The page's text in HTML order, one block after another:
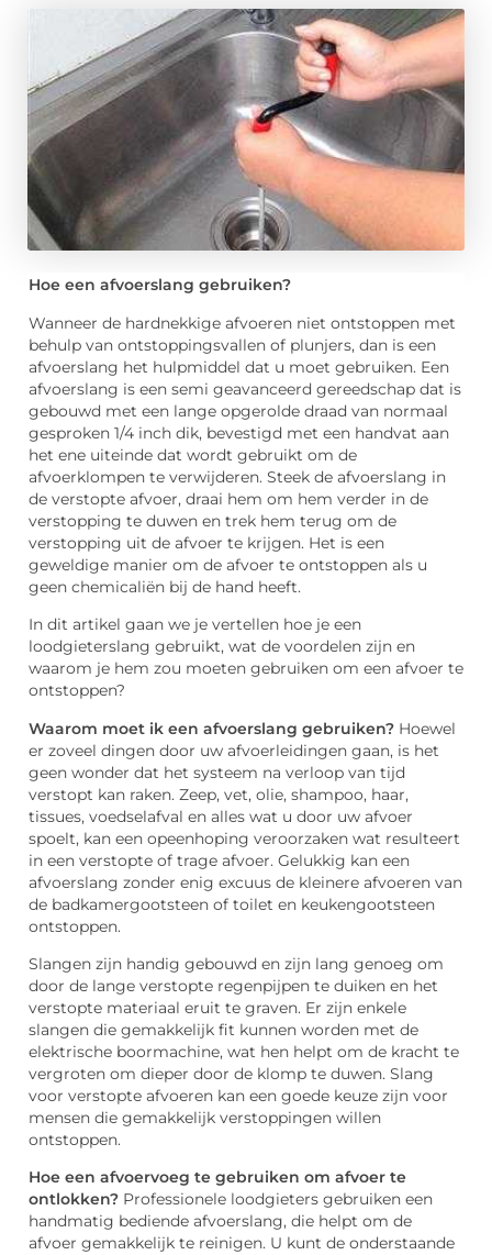
Hoe een afvoerslang gebruiken?
Wanneer de hardnekkige afvoeren niet ontstoppen met
behulp van ontstoppingsvallen of plunjers, dan is een
afvoerslang het hulpmiddel dat u moet gebruiken. Een
afvoerslang is een semi geavanceerd gereedschap dat is
gebouwd met een lange opgerolde draad van normaal
gesproken 1/4 inch dik, bevestigd met een handvat aan
het ene uiteinde dat wordt gebruikt om de
afvoerklompen te verwijderen. Steek de afvoerslang in
de verstopte afvoer, draai hem om hem verder in de
verstopping te duwen en trek hem terug om de
verstopping uit de afvoer te krijgen. Het is een
geweldige manier om de afvoer te ontstoppen als u
geen chemicaliën bij de hand heeft.
In dit artikel gaan we je vertellen hoe je een
loodgieterslang gebruikt, wat de voordelen zijn en
waarom je hem zou moeten gebruiken om een afvoer te
ontstoppen?
Waarom moet ik een afvoerslang gebruiken? Hoewel
er zoveel dingen door uw afvoerleidingen gaan, is het
geen wonder dat het systeem na verloop van tijd
verstopt kan raken. Zeep, vet, olie, shampoo, haar,
tissues, voedselafval en alles wat u door uw afvoer
spoelt, kan een opeenhoping veroorzaken wat resulteert
in een verstopte of trage afvoer. Gelukkig kan een
afvoerslang zonder enig excuus de kleinere afvoeren van
de badkamergootsteen of toilet en keukengootsteen
ontstoppen.
Slangen zijn handig gebouwd en zijn lang genoeg om
door de lange verstopte regenpijpen te duiken en het
verstopte materiaal eruit te graven. Er zijn enkele
slangen die gemakkelijk fit kunnen worden met de
elektrische boormachine, wat hen helpt om de kracht te
vergroten om dieper door de klomp te duwen. Slang
voor verstopte afvoeren kan een goede keuze zijn voor
mensen die gemakkelijk verstoppingen willen
ontstoppen.
Hoe een afvoervoeg te gebruiken om afvoer te
ontlokken? Professionele loodgieters gebruiken een
handmatig bediende afvoerslang, die helpt om de
afvoer gemakkelijk te reinigen. U kunt de onderstaande